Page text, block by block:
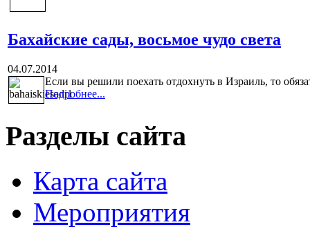
Бахайские сады, восьмое чудо света
04.07.2014
Если вы решили поехать отдохнуть в Израиль, то
Подробнее...
Разделы сайта
Карта сайта
Мероприятия